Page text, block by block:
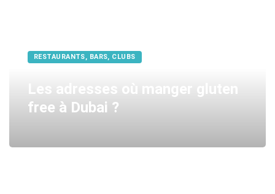
RESTAURANTS, BARS, CLUBS
Les adresses où manger gluten
free à Dubai ?